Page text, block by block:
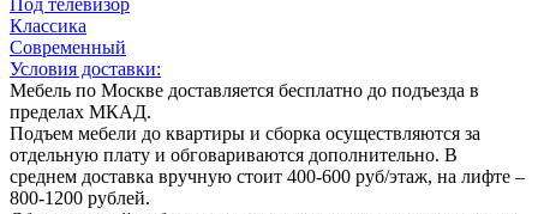
Классика
Современный
Условия доставки:
Мебель по Москве доставляется бесплатно до подъезда в
пределах МКАД.
Подъем мебели до квартиры и сборка осуществляются за
отдельную плату и обговариваются дополнительно. В
среднем доставка вручную стоит 400-600 руб/этаж, на лифте –
800-1200 рублей.